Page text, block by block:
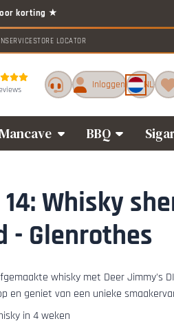
STORE LOCATOR
Inloggen NL
Mancave BBQ
14: Whisky
- Glenrothes
whisky met Deer Jimmy's
en geniet van een unieke
in 4 weken